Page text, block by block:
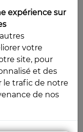
accéder à votre
voir comment
réel
avec ou sans
cagnotte, après
expérience sur
votre
site, pour
et des
le trafic de notre
de nos